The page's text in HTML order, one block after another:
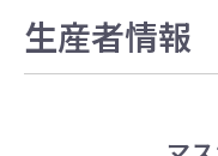
生産者情報